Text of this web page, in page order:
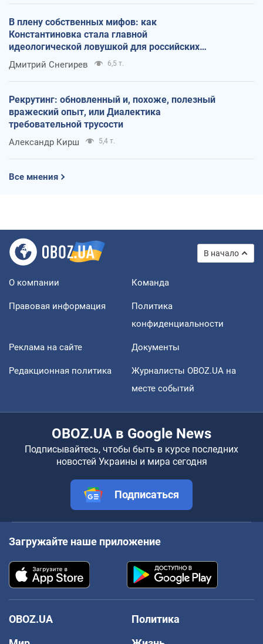
В плену собственных мифов: как
Константиновка стала главной
идеологической ловушкой для российских
оккупантов
Дмитрий Снегирев 6,5 т.
Рекрутинг: обновленный и, похоже, полезный
вражеский опыт, или Диалектика
требовательной трусости
Александр Кирш 5,4 т.
Все мнения
В начало
О компании Команда
Правовая информация
Политика
конфиденциальности
Реклама на сайте Документы
Редакционная политика
Журналисты OBOZ.UA на
месте событий
OBOZ.UA в Google News
Подписывайтесь, чтобы быть в курсе последних
новостей Украины и мира сегодня
Подписаться
Загружайте наше приложение
OBOZ.UA
Политика